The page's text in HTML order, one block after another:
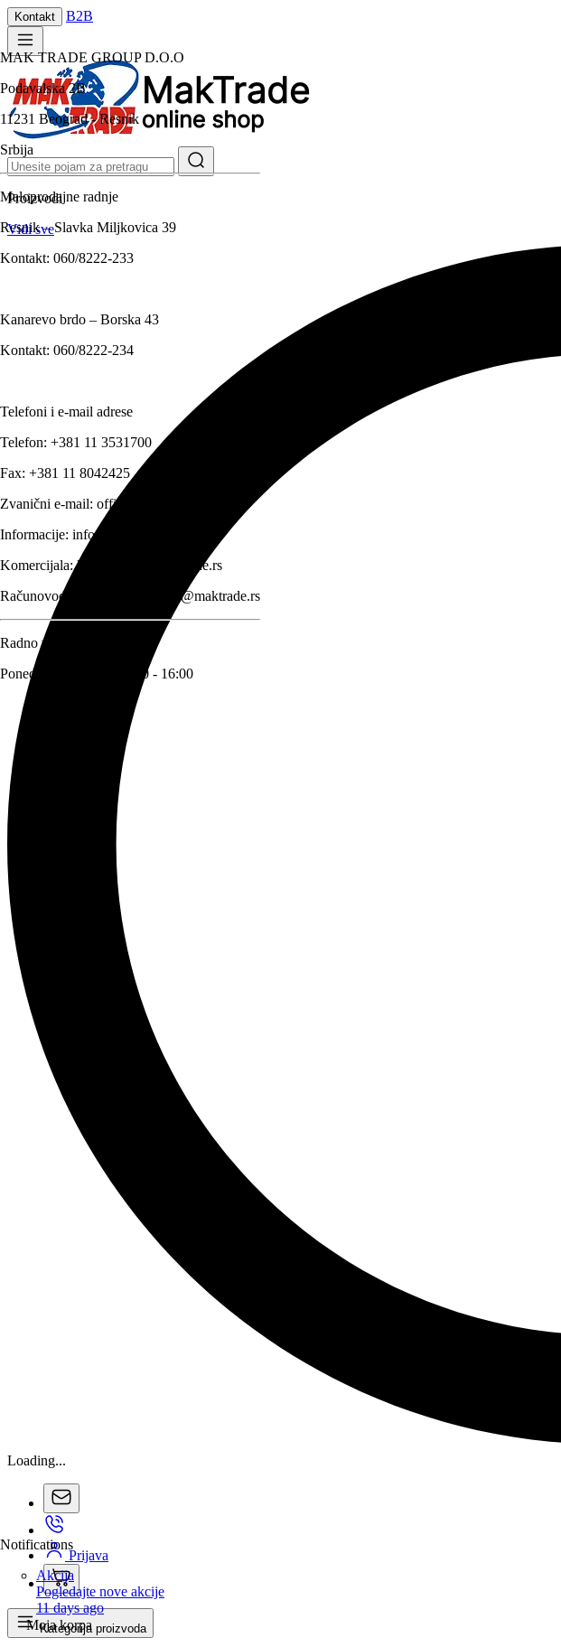
Kontakt
MAK TRADE GROUP D.O.O
Podavalska 2B
11231 Beograd - Resnik
Srbija
Maloprodajne radnje
Resnik – Slavka Miljkovica 39
Kontakt: 060/8222-233
Kanarevo brdo – Borska 43
Kontakt: 060/8222-234
Telefoni i e-mail adrese
Telefon: +381 11 3531700
Fax: +381 11 8042425
Zvanični e-mail: office@maktrade.rs
Informacije: info@maktrade.rs
Komercijala:komercijala@maktrade.rs
Računovodstvo:
racunovodstvo@maktrade.rs
Radno vreme
Ponedeljak – Petak: 08:00 - 16:00
B2B
Proizvodi
Vidi sve
Loading...
Notifications
Akcija
Pogledajte nove akcije
11 days ago
Prijava
Moja korpa
Kategorija proizvoda